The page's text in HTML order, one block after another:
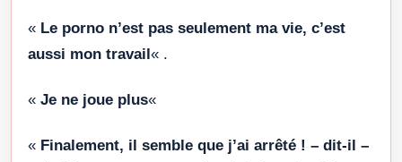
« Le porno n’est pas seulement ma vie, c’est
aussi mon travail « .
« Je ne joue plus«
« Finalement, il semble que j’ai arrêté ! – dit-il –